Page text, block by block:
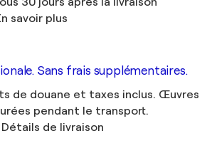
savoir plus
Sans frais supplémentaires.
de douane et taxes inclus. Œuvres
pendant le transport.
Détails de livraison